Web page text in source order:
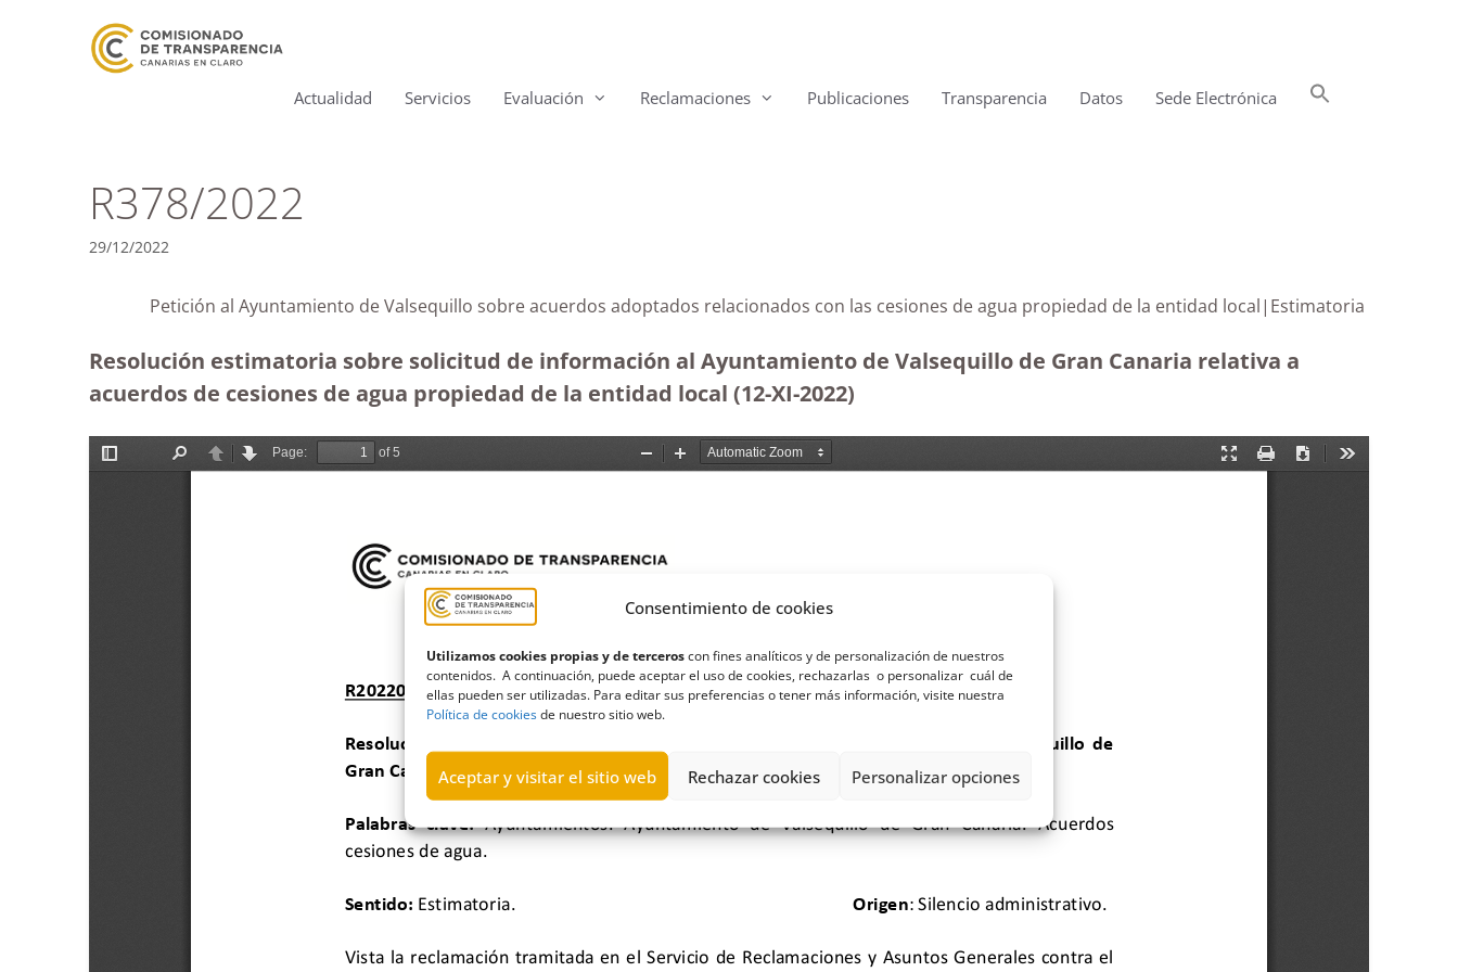
Consentimiento de cookies
Utilizamos cookies propias y de terceroscon fines analíticos y de personalización de nuestros
contenidos. A continuación, puede aceptar el uso de cookies, rechazarlas o personalizar cuál de
ellas pueden ser utilizadas. Para editar sus preferencias o tener más información, visite nuestra
Política de cookiesde nuestro sitio web.
Aceptar y visitar el sitio web Rechazar cookies Personalizar opciones
Actualidad Servicios Evaluación Reclamaciones Publicaciones Transparencia Datos Sede Electrónica
R378/2022
29/12/2022
Petición al Ayuntamiento de Valsequillo sobre acuerdos adoptados relacionados con las cesiones de agua propiedad de la entidad local|Estimatoria
Resolución estimatoria sobre solicitud de información al Ayuntamiento de Valsequillo de Gran Canaria relativa a
acuerdos de cesiones de agua propiedad de la entidad local (12-XI-2022)